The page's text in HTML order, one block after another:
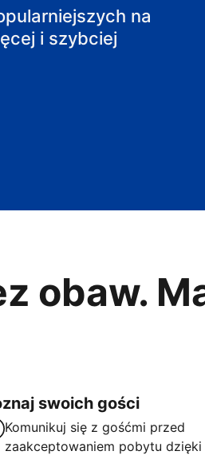
na
i szybciej
obaw.
swoich gości
Komunikuj się z gośćmi przed
zaakceptowaniem pobytu dzięki